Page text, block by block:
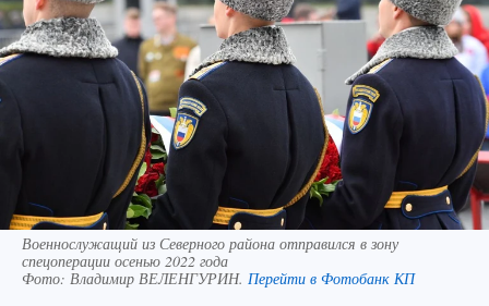
Военнослужащий из Северного района отправился в зону
спецоперации осенью 2022 года
Фото: Владимир ВЕЛЕНГУРИН. Перейти в Фотобанк КП